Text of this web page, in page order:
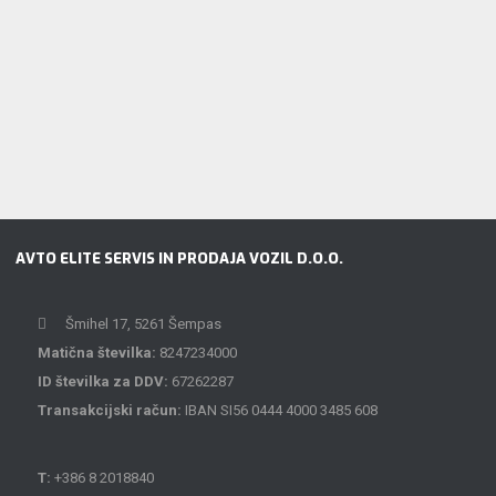
AVTO ELITE SERVIS IN PRODAJA VOZIL D.O.O.
Šmihel 17, 5261 Šempas
Matična številka: 8247234000
ID številka za DDV: 67262287
Transakcijski račun: IBAN SI56 0444 4000 3485 608
T: +386 8 2018840